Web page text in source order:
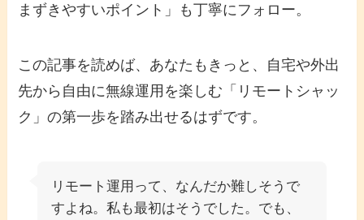
まずきやすいポイント」も丁寧にフォロー。
この記事を読めば、あなたもきっと、自宅や外出
先から自由に無線運用を楽しむ「リモートシャッ
ク」の第一歩を踏み出せるはずです。
リモート運用って、なんだか難しそうで
すよね。私も最初はそうでした。でも、